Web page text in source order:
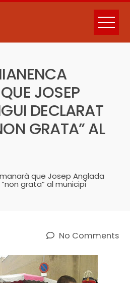
JOSEP
DECLARAT
GRATA” AL
que Josep Anglada
grata” al municipi
No Comments